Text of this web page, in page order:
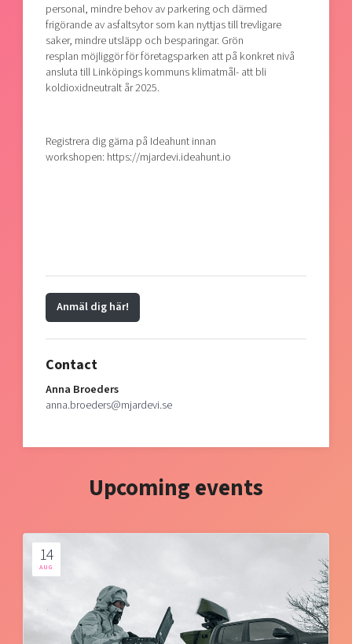
personal, mindre behov av parkering och därmed
frigörande av asfaltsytor som kan nyttjas till trevligare
saker, mindre utsläpp och besparingar. Grön
resplan möjliggör för företagsparken att på konkret nivå
ansluta till Linköpings kommuns klimatmål- att bli
koldioxidneutralt år 2025.
Registrera dig gärna på Ideahunt innan
workshopen: https://mjardevi.ideahunt.io
Anmäl dig här!
Contact
Anna Broeders
anna.broeders@mjardevi.se
Upcoming events
14
AUG